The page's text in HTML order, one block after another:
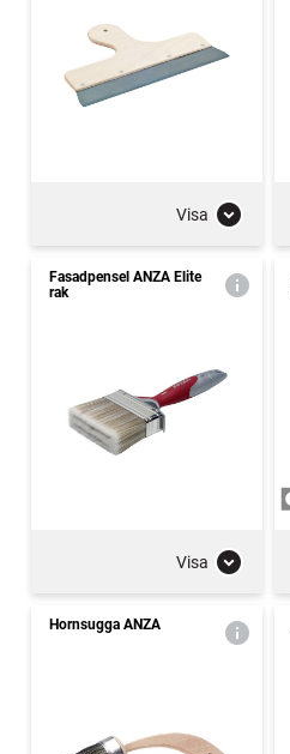
Visa
Fasadpensel ANZA Elite
rak
Visa
Hornsugga ANZA